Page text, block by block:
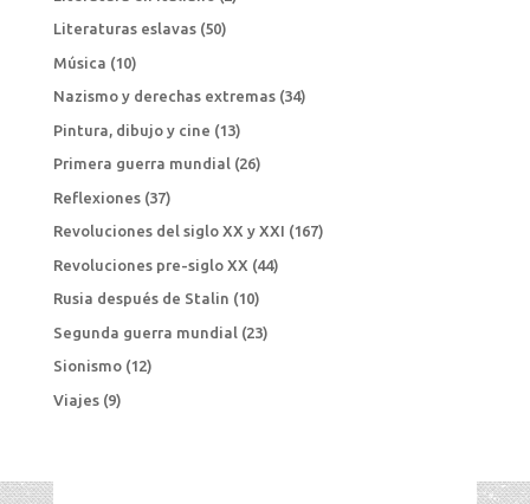
Literaturas eslavas(50)
Música (10)
Nazismo y derechas extremas(34)
Pintura, dibujo y cine (13)
Primera guerra mundial(26)
Reflexiones(37)
Revoluciones del siglo XX y XXI (167)
Revoluciones pre-siglo XX (44)
Rusia después de Stalin (10)
Segunda guerra mundial (23)
Sionismo(12)
Viajes(9)